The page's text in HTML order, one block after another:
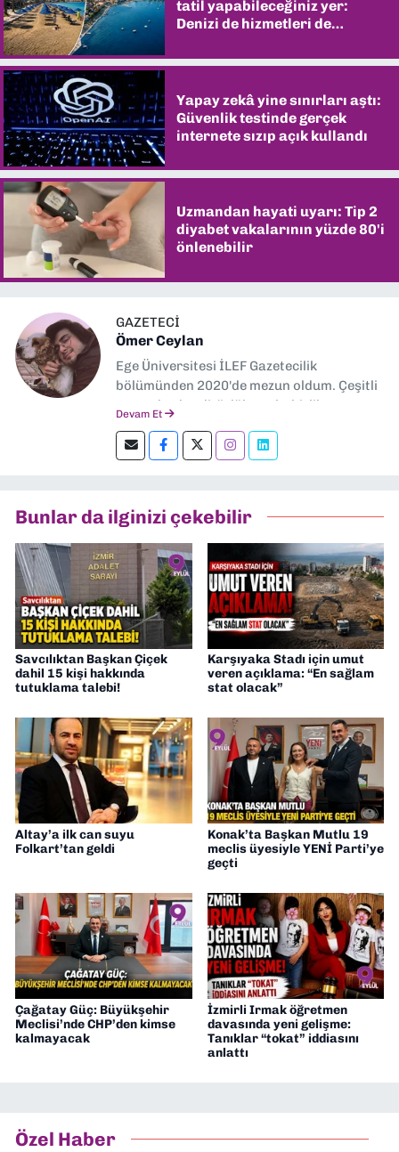
tatil yapabileceğiniz yer:
Denizi de hizmetleri de
Yapay zekâ yine sınırları aştı:
Güvenlik testinde gerçek
internete sızıp açık kullandı
Uzmandan hayati uyarı: Tip 2
diyabet vakalarının yüzde 80'i
önlenebilir
GAZETECİ
Ömer Ceylan
Ege Üniversitesi İLEF Gazetecilik
bölümünden 2020'de mezun oldum. Çeşitli
gazetelerde editörlük, muhabirlik yaptım.
editörlük yapıyorum.
Devam Et
Bunlar da ilginizi çekebilir
Savcılıktan Başkan Çiçek
dahil 15 kişi hakkında
tutuklama talebi!
Karşıyaka Stadı için umut
veren açıklama: “En sağlam
stat olacak”
Altay’a ilk can suyu
Folkart’tan geldi
Konak’ta Başkan Mutlu 19
meclis üyesiyle YENİ Parti’ye
geçti
Çağatay Güç: Büyükşehir
Meclisi’nde CHP’den kimse
kalmayacak
İzmirli Irmak öğretmen
davasında yeni gelişme:
Tanıklar “tokat” iddiasını
anlattı
Özel Haber